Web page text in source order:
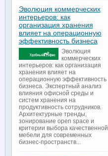
Эволюция коммерческих
интерьеров: как
организация хранения
влияет на операционную
эффективность бизнеса
Эволюция
коммерческих
интерьеров: как организация
хранения влияет на
операционную эффективность
бизнеса. Экспертный анализ
влияния офисной среды и
систем хранения на
продуктивность сотрудников.
Архитектурные тренды,
зонирование open space и
критерии выбора качественной
мебели для современных
бизнес-пространств...